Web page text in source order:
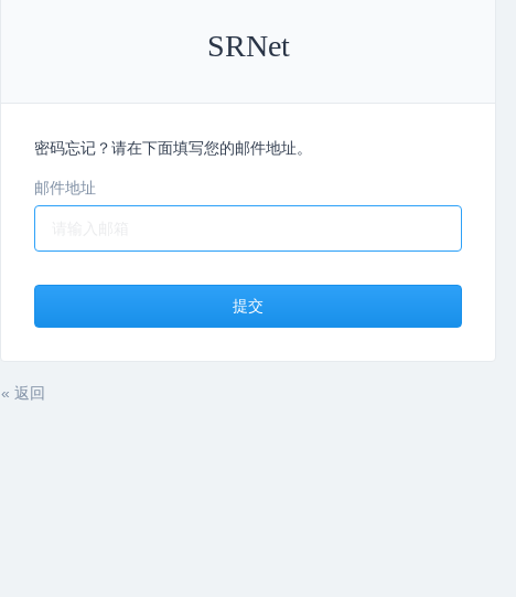
SRNet
密码忘记？请在下面填写您的邮件地址。
邮件地址
提交
« 返回